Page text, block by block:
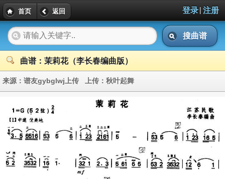
首页 返回 登录| 注册
搜曲谱
曲谱：茉莉花（李长春编曲版）
来源： 谱友gybglwj上传 上传： 秋叶起舞